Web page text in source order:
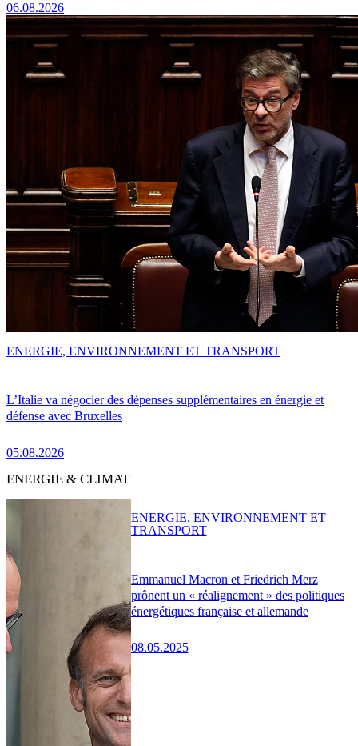
06.08.2026
L’Italie va négocier des dépenses supplémentaires en énergie et
défense avec Bruxelles
05.08.2026
ENERGIE, ENVIRONNEMENT ET TRANSPORT
ENERGIE & CLIMAT
Emmanuel Macron et Friedrich Merz
prônent un « réalignement » des politiques
énergétiques française et allemande
08.05.2025
ENERGIE, ENVIRONNEMENT ET
TRANSPORT